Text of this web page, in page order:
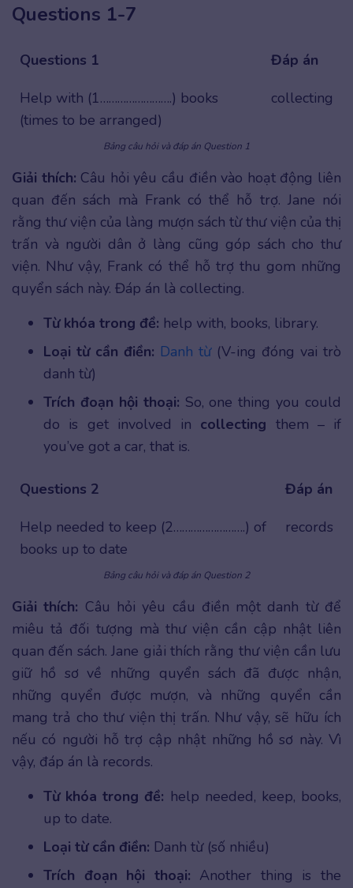
Questions 1-7
Questions 1
Đáp án
Help with (1…………………….) books
(times to be arranged)
collecting
Bảng câu hỏi và đáp án Question 1
Giải thích: Câu hỏi yêu cầu điền vào hoạt động liên
quan đến sách mà Frank có thể hỗ trợ. Jane nói
rằng thư viện của làng mượn sách từ thư viện của thị
trấn và người dân ở làng cũng góp sách cho thư
viện. Như vậy, Frank có thể hỗ trợ thu gom những
quyển sách này. Đáp án là collecting.
Từ khóa trong đề: help with, books, library.
Loại từ cần điền: Danh từ(V-ing đóng vai trò
danh từ)
Trích đoạn hội thoại: So, one thing you could
do is get involved in collecting them – if
you’ve got a car, that is.
Questions 2
Đáp án
Help needed to keep (2…………………….) of
books up to date
records
Bảng câu hỏi và đáp án Question 2
Giải thích: Câu hỏi yêu cầu điền một danh từ để
miêu tả đối tượng mà thư viện cần cập nhật liên
quan đến sách. Jane giải thích rằng thư viện cần lưu
giữ hồ sơ về những quyển sách đã được nhận,
những quyển được mượn, và những quyển cần
mang trả cho thư viện thị trấn. Như vậy, sẽ hữu ích
nếu có người hỗ trợ cập nhật những hồ sơ này. Vì
vậy, đáp án là records.
Từ khóa trong đề: help needed, keep, books,
up to date.
Loại từ cần điền: Danh từ (số nhiều)
Trích đoạn hội thoại: Another thing is the